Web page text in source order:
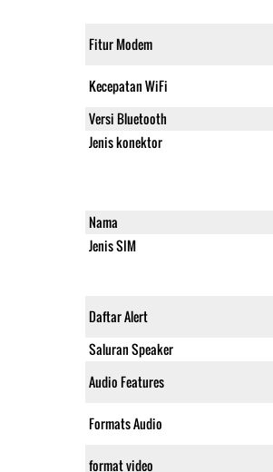
Fitur Modem
Kecepatan WiFi
Versi Bluetooth
Jenis konektor
Nama
Jenis SIM
Daftar Alert
Saluran Speaker
Audio Features
Formats Audio
format video